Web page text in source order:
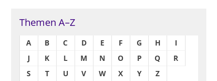
Themen A–Z
A B C D E F G H
I
J
K L M N O P Q
R
S
T U V W X Y Z